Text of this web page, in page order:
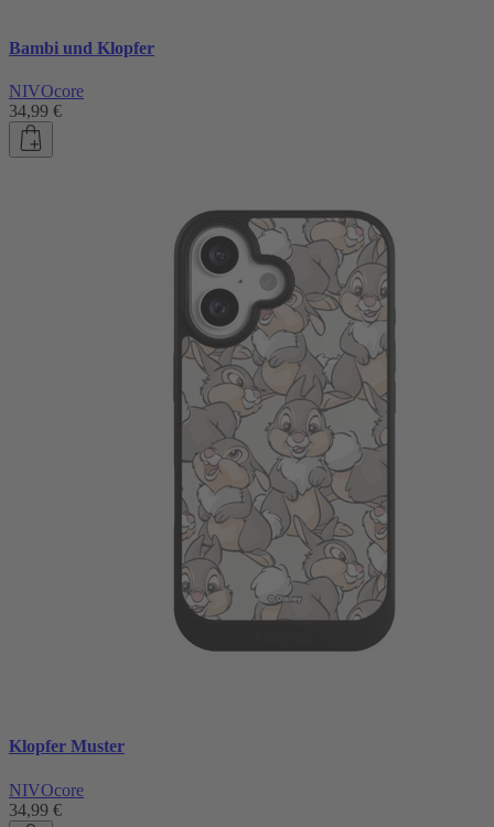
Bambi und Klopfer
NIVOcore
34,99 €
Klopfer Muster
NIVOcore
34,99 €